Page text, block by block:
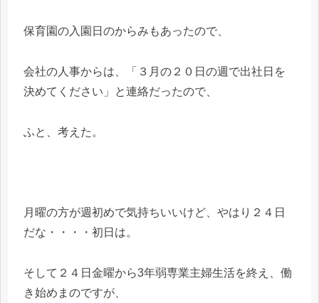
保育園の入園日のからみもあったので、
会社の人事からは、「３月の２０日の週で出社日を
決めてください」と連絡だったので、
ふと、考えた。
月曜の方が週初めで気持ちいいけど、やはり２４日
だな・・・・初日は。
そして２４日金曜から3年弱専業主婦生活を終え、働
き始めまのですが、